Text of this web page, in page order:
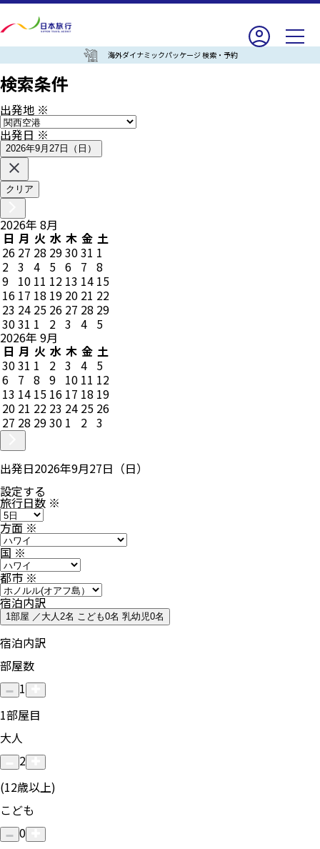
海外ダイナミックパッケージ 検索・予約
検索条件
出発地 ※
出発日※
2026年9月27日（日）
クリア
2026年 8月
日 月 火 水 木 金 土
26 27 28 293031 1
2 3 4 5 6 7 8
9 10 11 12 13 14 15
16 17 18 19 20 21 22
23 24 25 26 27 28 29
3031 1 2 3 4 5
2026年 9月
日 月 火 水 木 金 土
3031 1 2 3 4 5
6 7 8 9 10 11 12
13 14 15 16 17 18 19
20 21 22 23 24 25 26
27 28 2930 1 2 3
出発日2026年9月27日（日）
設定する
旅行日数 ※
方面※
国※
都市※
宿泊内訳
1部屋 ／大人2名 こども0名 乳幼児0名
宿泊内訳
部屋数
1
1部屋目
大人
2
(12歳以上)
こども
0